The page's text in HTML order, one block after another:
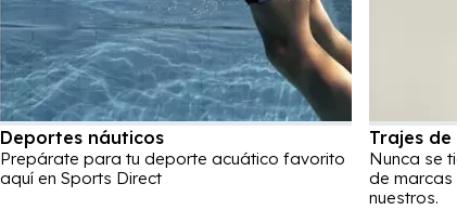
Deportes náuticos
Prepárate para tu deporte acuático favorito
aquí en Sports Direct
Trajes
Nunca se
de marcas
nuestros.